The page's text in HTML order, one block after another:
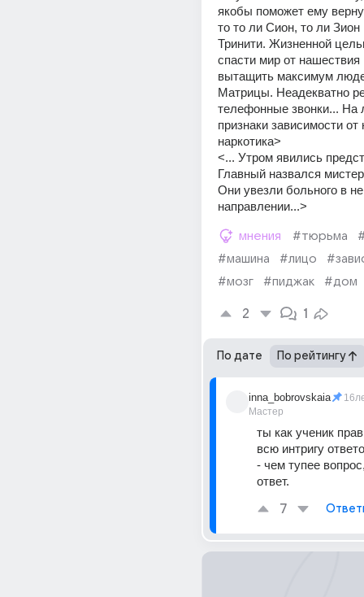
якобы поможет ему
то то ли Сион, то ли Зион
Тринити. Жизненной
спасти мир от
вытащить максимум
Матрицы. Неадекватно
телефонные звонки... На
признаки зависимости от
наркотика>
<... Утром явились
Главный назвался
Они увезли больного в
направлении...>
мнения #тюрьма
#машина
#лицо
#мозг
#пиджак #дом
2 1
По дате По рейтингу
inna_bobrovskaia
Мастер
ты как ученик
всю интригу
- чем тупее
ответ.
7